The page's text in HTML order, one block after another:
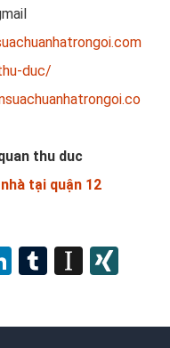
duc/
thu duc
tại quận 12
LinkedIn
Tumblr